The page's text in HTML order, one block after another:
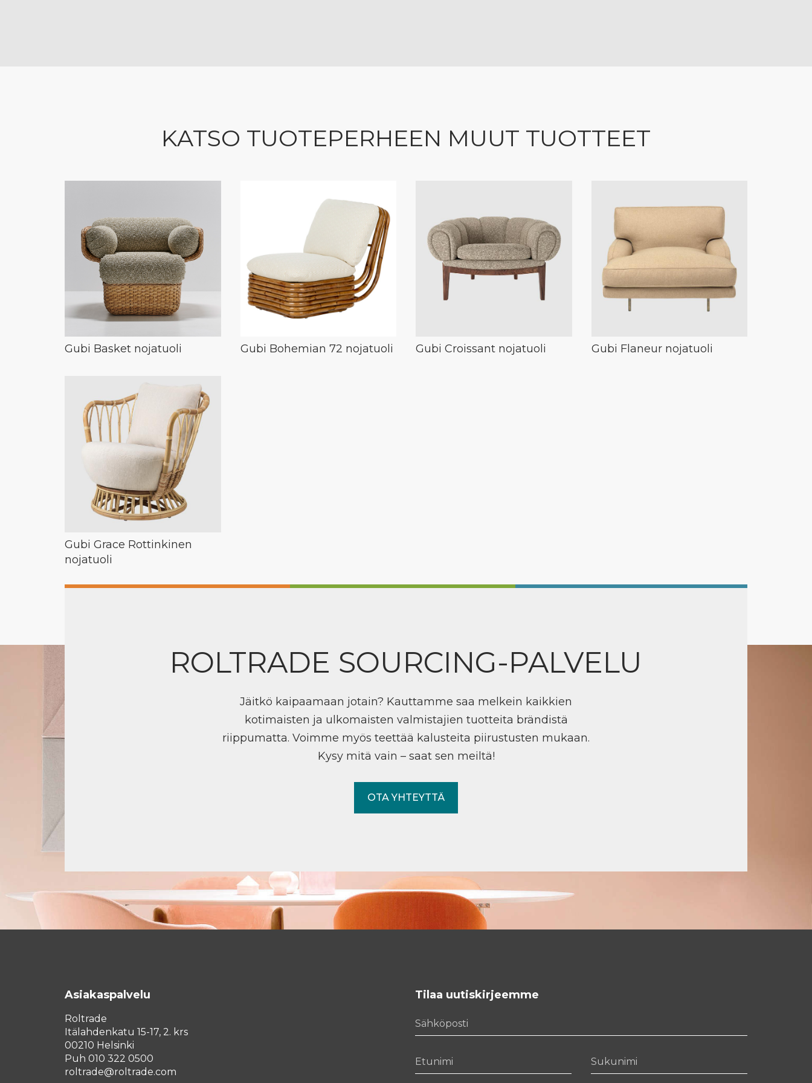
KATSO TUOTEPERHEEN MUUT TUOTTEET
Gubi Basket nojatuoli Gubi Bohemian 72 nojatuoli Gubi Croissant nojatuoli Gubi Flaneur nojatuoli
Gubi Grace Rottinkinen
nojatuoli
ROLTRADE SOURCING-PALVELU
Jäitkö kaipaamaan jotain? Kauttamme saa melkein kaikkien
kotimaisten ja ulkomaisten valmistajien tuotteita brändistä
riippumatta. Voimme myös teettää kalusteita piirustusten mukaan.
Kysy mitä vain – saat sen meiltä!
OTA YHTEYTTÄ
Asiakaspalvelu
Roltrade
Itälahdenkatu 15-17, 2. krs
00210 Helsinki
Puh 010 322 0500
roltrade@roltrade.com
Tilaa uutiskirjeemme